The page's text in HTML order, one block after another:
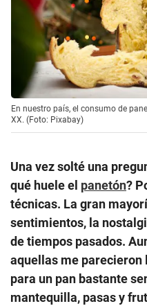
En nuestro país, el consumo de
XX. (Foto: Pixabay)
Una vez solté una
qué huele el panetón?
técnicas. La gran
sentimientos, la
de tiempos pasados.
aquellas me
para un pan bastante
mantequilla, pasas y